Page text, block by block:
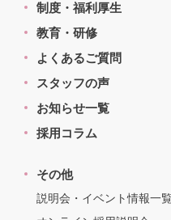
制度・福利厚生
教育・研修
よくあるご質問
スタッフの声
お知らせ一覧
採用コラム
その他
説明会・イベント情報一